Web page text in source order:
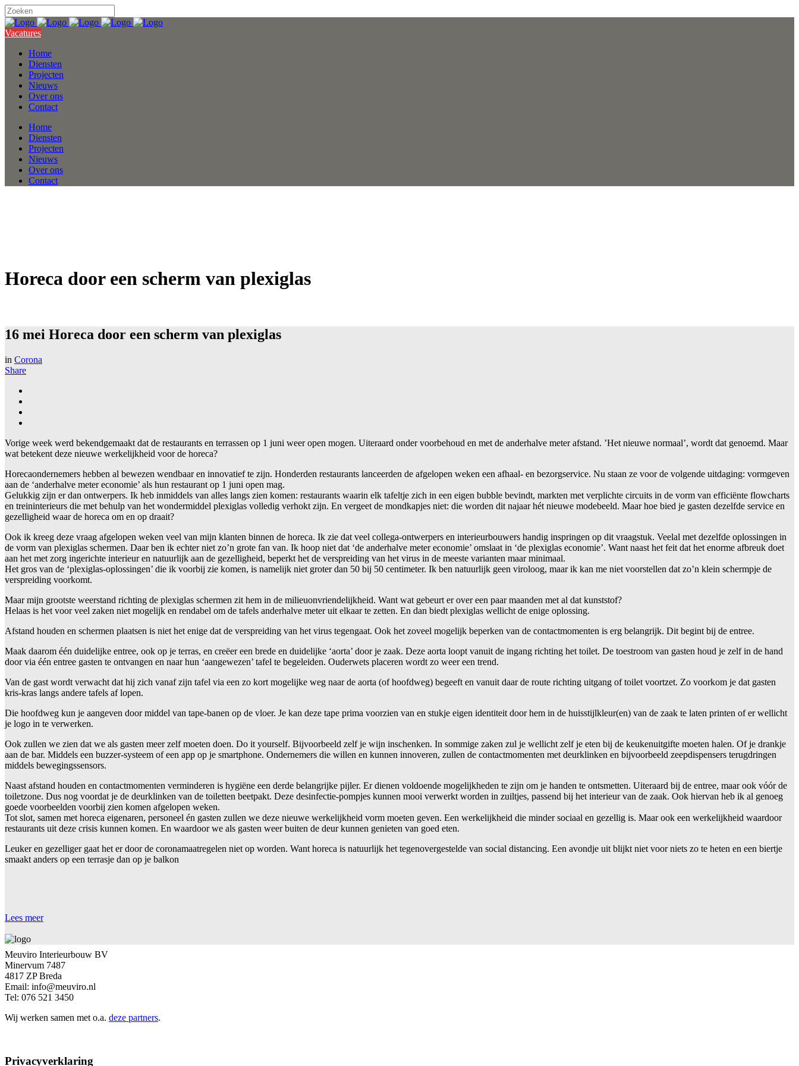
Vacatures
Home
Diensten
Projecten
Nieuws
Over ons
Contact
Home
Diensten
Projecten
Nieuws
Over ons
Contact
Horeca door een scherm van plexiglas
16 mei Horeca door een scherm van plexiglas
in Corona
Share
Vorige week werd bekendgemaakt dat de restaurants en terrassen op 1 juni weer open mogen. Uiteraard onder voorbehoud en met de anderhalve meter afstand. ’Het nieuwe normaal’, wordt dat genoemd. Maar
wat betekent deze nieuwe werkelijkheid voor de horeca?
Horecaondernemers hebben al bewezen wendbaar en innovatief te zijn. Honderden restaurants lanceerden de afgelopen weken een afhaal- en bezorgservice. Nu staan ze voor de volgende uitdaging: vormgeven
aan de ‘anderhalve meter economie’ als hun restaurant op 1 juni open mag.
Gelukkig zijn er dan ontwerpers. Ik heb inmiddels van alles langs zien komen: restaurants waarin elk tafeltje zich in een eigen bubble bevindt, markten met verplichte circuits in de vorm van efficiënte flowcharts
en treininterieurs die met behulp van het wondermiddel plexiglas volledig verhokt zijn. En vergeet de mondkapjes niet: die worden dit najaar hét nieuwe modebeeld. Maar hoe bied je gasten dezelfde service en
gezelligheid waar de horeca om en op draait?
Ook ik kreeg deze vraag afgelopen weken veel van mijn klanten binnen de horeca. Ik zie dat veel collega-ontwerpers en interieurbouwers handig inspringen op dit vraagstuk. Veelal met dezelfde oplossingen in
de vorm van plexiglas schermen. Daar ben ik echter niet zo’n grote fan van. Ik hoop niet dat ‘de anderhalve meter economie’ omslaat in ‘de plexiglas economie’. Want naast het feit dat het enorme afbreuk doet
aan het met zorg ingerichte interieur en natuurlijk aan de gezelligheid, beperkt het de verspreiding van het virus in de meeste varianten maar minimaal.
Het gros van de ‘plexiglas-oplossingen’ die ik voorbij zie komen, is namelijk niet groter dan 50 bij 50 centimeter. Ik ben natuurlijk geen viroloog, maar ik kan me niet voorstellen dat zo’n klein schermpje de
verspreiding voorkomt.
Maar mijn grootste weerstand richting de plexiglas schermen zit hem in de milieuonvriendelijkheid. Want wat gebeurt er over een paar maanden met al dat kunststof?
Helaas is het voor veel zaken niet mogelijk en rendabel om de tafels anderhalve meter uit elkaar te zetten. En dan biedt plexiglas wellicht de enige oplossing.
Afstand houden en schermen plaatsen is niet het enige dat de verspreiding van het virus tegengaat. Ook het zoveel mogelijk beperken van de contactmomenten is erg belangrijk. Dit begint bij de entree.
Maak daarom één duidelijke entree, ook op je terras, en creëer een brede en duidelijke ‘aorta’ door je zaak. Deze aorta loopt vanuit de ingang richting het toilet. De toestroom van gasten houd je zelf in de hand
door via één entree gasten te ontvangen en naar hun ‘aangewezen’ tafel te begeleiden. Ouderwets placeren wordt zo weer een trend.
Van de gast wordt verwacht dat hij zich vanaf zijn tafel via een zo kort mogelijke weg naar de aorta (of hoofdweg) begeeft en vanuit daar de route richting uitgang of toilet voortzet. Zo voorkom je dat gasten
kris-kras langs andere tafels af lopen.
Die hoofdweg kun je aangeven door middel van tape-banen op de vloer. Je kan deze tape prima voorzien van en stukje eigen identiteit door hem in de huisstijlkleur(en) van de zaak te laten printen of er wellicht
je logo in te verwerken.
Ook zullen we zien dat we als gasten meer zelf moeten doen. Do it yourself. Bijvoorbeeld zelf je wijn inschenken. In sommige zaken zul je wellicht zelf je eten bij de keukenuitgifte moeten halen. Of je drankje
aan de bar. Middels een buzzer-systeem of een app op je smartphone. Ondernemers die willen en kunnen innoveren, zullen de contactmomenten met deurklinken en bijvoorbeeld zeepdispensers terugdringen
middels bewegingssensors.
Naast afstand houden en contactmomenten verminderen is hygiëne een derde belangrijke pijler. Er dienen voldoende mogelijkheden te zijn om je handen te ontsmetten. Uiteraard bij de entree, maar ook vóór de
toiletzone. Dus nog voordat je de deurklinken van de toiletten beetpakt. Deze desinfectie-pompjes kunnen mooi verwerkt worden in zuiltjes, passend bij het interieur van de zaak. Ook hiervan heb ik al genoeg
goede voorbeelden voorbij zien komen afgelopen weken.
Tot slot, samen met horeca eigenaren, personeel én gasten zullen we deze nieuwe werkelijkheid vorm moeten geven. Een werkelijkheid die minder sociaal en gezellig is. Maar ook een werkelijkheid waardoor
restaurants uit deze crisis kunnen komen. En waardoor we als gasten weer buiten de deur kunnen genieten van goed eten.
Leuker en gezelliger gaat het er door de coronamaatregelen niet op worden. Want horeca is natuurlijk het tegenovergestelde van social distancing. Een avondje uit blijkt niet voor niets zo te heten en een biertje
smaakt anders op een terrasje dan op je balkon
Lees meer
Meuviro Interieurbouw BV
Minervum 7487
4817 ZP Breda
Email: info@meuviro.nl
Tel: 076 521 3450
Wij werken samen met o.a. deze partners.
Privacyverklaring